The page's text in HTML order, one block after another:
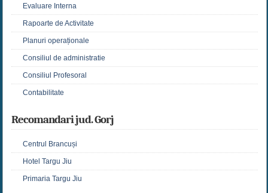
Evaluare Interna
Rapoarte de Activitate
Planuri operaționale
Consiliul de administratie
Consiliul Profesoral
Contabilitate
Recomandari jud. Gorj
Centrul Brancuși
Hotel Targu Jiu
Primaria Targu Jiu